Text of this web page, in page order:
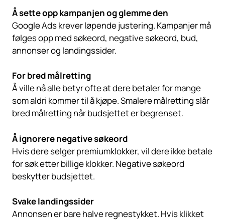
Å sette opp kampanjen og glemme den
Google Ads krever løpende justering. Kampanjer må
følges opp med søkeord, negative søkeord, bud,
annonser og landingssider.
For bred målretting
Å ville nå alle betyr ofte at dere betaler for mange
som aldri kommer til å kjøpe. Smalere målretting slår
bred målretting når budsjettet er begrenset.
Å ignorere negative søkeord
Hvis dere selger premiumklokker, vil dere ikke betale
for søk etter billige klokker. Negative søkeord
beskytter budsjettet.
Svake landingssider
Annonsen er bare halve regnestykket. Hvis klikket